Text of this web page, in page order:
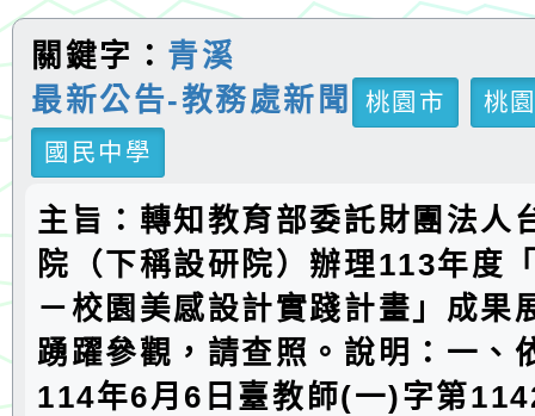
關鍵字： 青溪
最新公告-教務處新聞
桃園市
桃
國民中學
主旨：轉知教育部委託財團法人
院（下稱設研院）辦理113年度
－校園美感設計實踐計畫」成果
踴躍參觀，請查照。說明：一、
114年6月6日臺教師(一)字第